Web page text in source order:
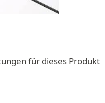
für dieses Produkt